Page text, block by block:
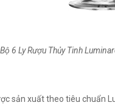
Bộ 6 Ly Rượu Thủy Tinh
sản xuất theo tiêu chuẩn